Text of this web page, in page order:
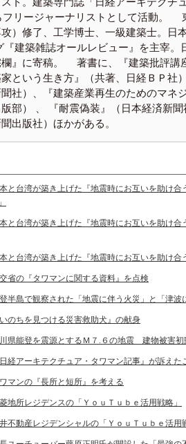
フリージャーナリストとして活動。
）修了、工学博士、一級建築士。日
建築雑誌オールレビュー』を主宰。
欄』に寄稿。 著書に、『建築批評講
という生き方』（共著、日経ＢＰ社
社）、『建築産業再生のためのマネ
版部） 、 『耐震偽装』（日本経済新
出版社）ほかがある。
と台湾が築き上げた『地震時にお互いを助け
と台湾が築き上げた『地震時にお互いを助け
と台湾が築き上げた『地震時にお互いを助け合
省の『タワマンに関する資料』を点検
半島で観察された「地震に伴う火災」と「津波
のちを見つける災害救助犬』の献身
県能登を震源とするＭ７.６の地震 建物被害初
経アーキテクチュア・タワマン記事』が訴えた
マンの『長所と短所』を考える
地所レジデンスの「ＹｏｕＴｕｂｅ活用戦略」
不動産レジデンシャルの「ＹｏｕＴｕｂｅ活用